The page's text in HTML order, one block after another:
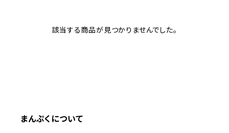
該当する商品が見つかりませんでした。
まんぷくについて